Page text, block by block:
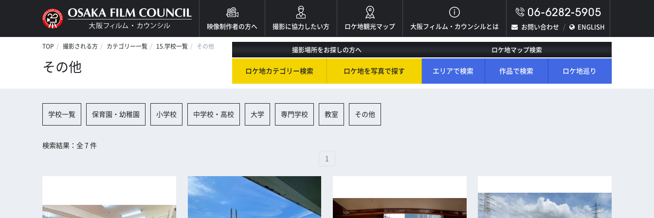
映像制作者の方へ 撮影に協力したい方 ロケ地観光マップ 大阪フィルム・カウンシルとは お問い合わせ ENGLISH
TOP 撮影される方 カテゴリー一覧 15.学校一覧 その他
その他
撮影場所をお探しの方へ
ロケ地カテゴリー検索 ロケ地を写真で探す
ロケ地マップ検索
エリアで検索 作品で検索 ロケ地巡り
学校一覧 保育園・幼稚園 小学校 中学校・高校 大学 専門学校 教室 その他
検索結果：全 7 件
1